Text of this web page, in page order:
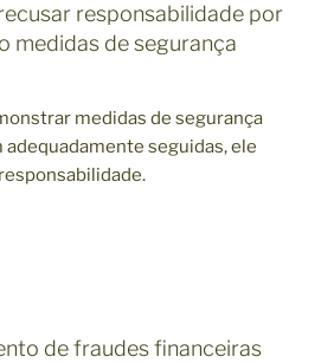
responsabilidade por
medidas de segurança
medidas de segurança
seguidas, ele
de fraudes financeiras